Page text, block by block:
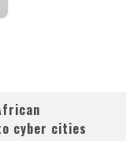
cyber cities